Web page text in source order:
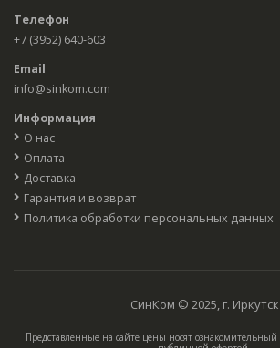
Телефон
+7 (3952) 640-603
Email
info@sinkom.com
Информация
О нас
Оплата
Доставка
Гарантия и возврат
Политика обработки персональных данных
СинКом © 2025, г. Иркутск
Представленные на сайте цены носят ознакомительный